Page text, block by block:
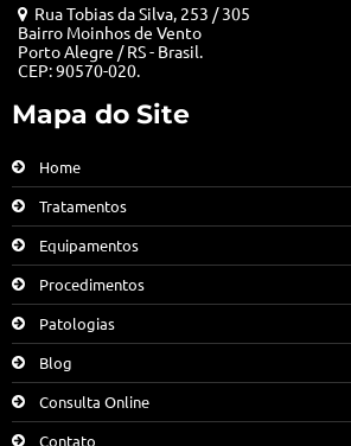
Rua Tobias da Silva, 253 / 305
Bairro Moinhos de Vento
Porto Alegre / RS - Brasil.
CEP: 90570-020.
Mapa do Site
Home
Tratamentos
Equipamentos
Procedimentos
Patologias
Blog
Consulta Online
Contato